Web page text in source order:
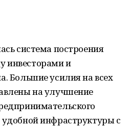
система построения
инвесторами и
Большие усилия на всех
на улучшение
инфраструктуры с